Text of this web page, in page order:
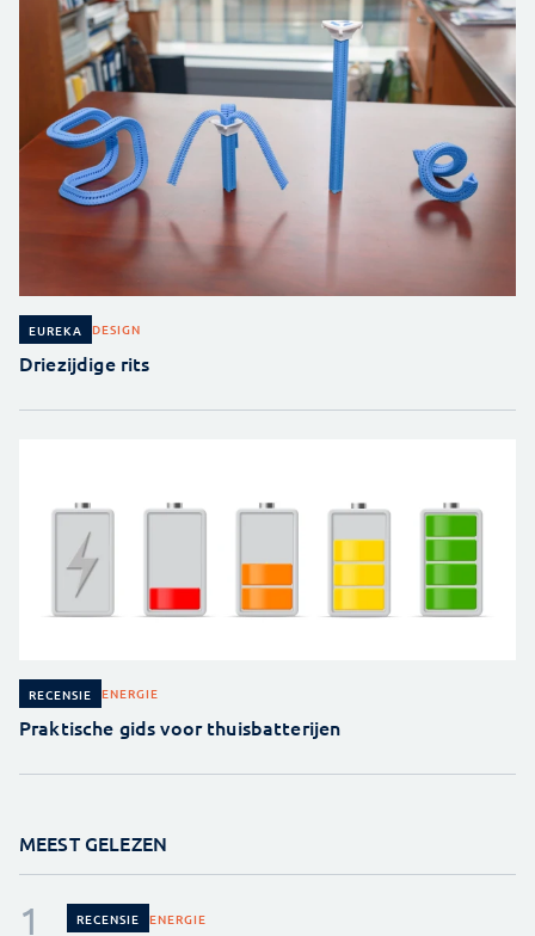
EUREKA DESIGN
Driezijdige rits
RECENSIE ENERGIE
Praktische gids voor thuisbatterijen
MEEST GELEZEN
RECENSIE ENERGIE